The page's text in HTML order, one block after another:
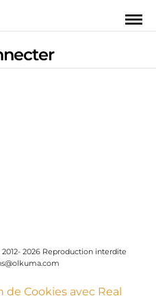
2026 Reproduction interdite
Cookies avec Real